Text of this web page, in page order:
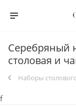
Серебряный
столовая и
Наборы
f